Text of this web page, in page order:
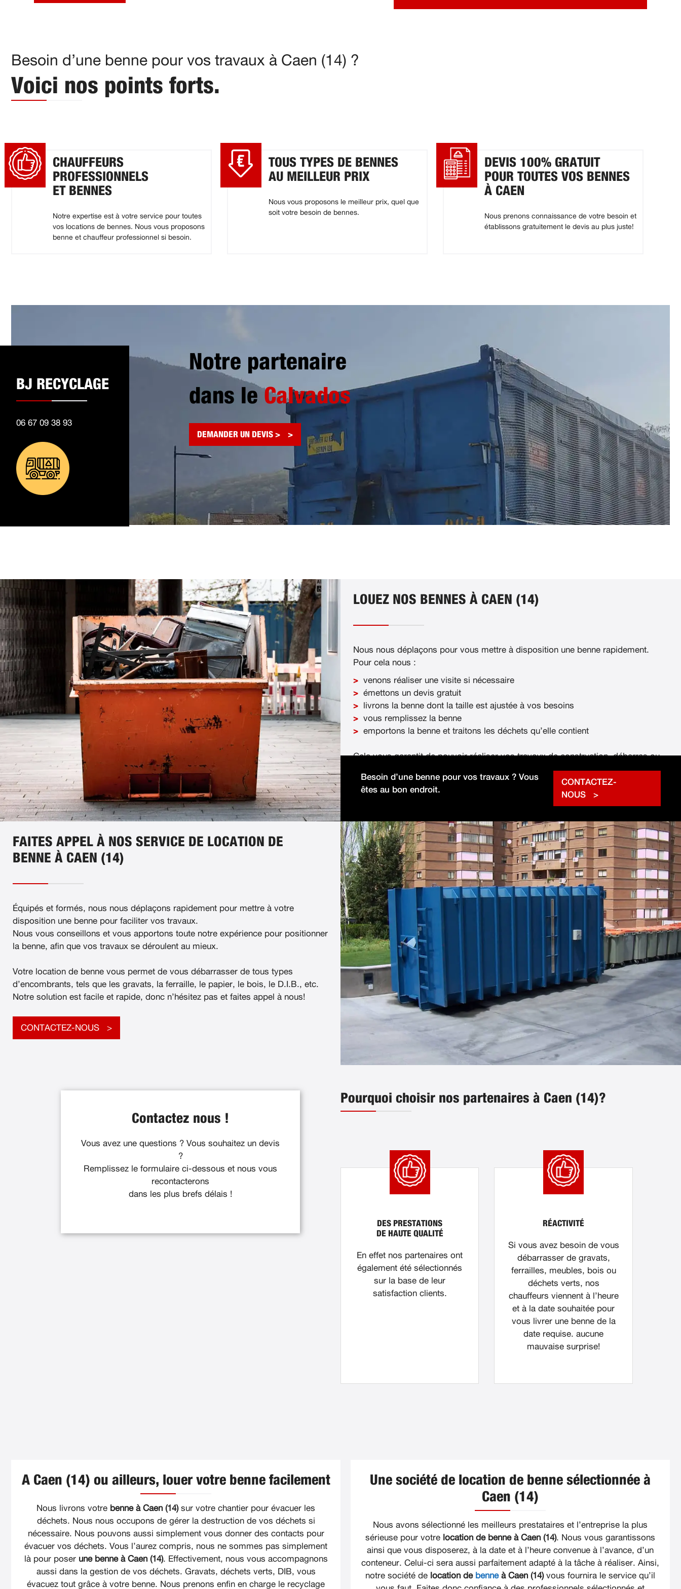
Besoin d’une benne pour vos travaux à Caen (14) ?
Voici nos points forts.
CHAUFFEURS
PROFESSIONNELS
ET BENNES
Notre expertise est à votre service pour toutes
vos locations de bennes. Nous vous proposons
benne et chauffeur professionnel si besoin.
TOUS TYPES DE BENNES
AU MEILLEUR PRIX
Nous vous proposons le meilleur prix, quel que
soit votre besoin de bennes.
DEVIS 100% GRATUIT
POUR TOUTES VOS BENNES
À CAEN
Nous prenons connaissance de votre besoin et
établissons gratuitement le devis au plus juste!
BJ RECYCLAGE
06 67 09 38 93
Notre partenaire
dans le Calvados
DEMANDER UN DEVIS >
LOUEZ NOS BENNES À CAEN (14)
Nous nous déplaçons pour vous mettre à disposition une benne rapidement.
Pour cela nous :
venons réaliser une visite si nécessaire
émettons un devis gratuit
livrons la benne dont la taille est ajustée à vos besoins
vous remplissez la benne
emportons la benne et traitons les déchets qu’elle contient
Cela vous garantit de pouvoir réaliser vos travaux de construction, débarras ou
Besoin d’une benne pour vos travaux ? Vous
êtes au bon endroit.
CONTACTEZ-
NOUS
FAITES APPEL À NOS SERVICE DE LOCATION DE
BENNE À CAEN (14)
Équipés et formés, nous nous déplaçons rapidement pour mettre à votre
disposition une benne pour faciliter vos travaux.
Nous vous conseillons et vous apportons toute notre expérience pour positionner
la benne, afin que vos travaux se déroulent au mieux.
Votre location de benne vous permet de vous débarrasser de tous types
d’encombrants, tels que les gravats, la ferraille, le papier, le bois, le D.I.B., etc.
Notre solution est facile et rapide, donc n’hésitez pas et faites appel à nous!
CONTACTEZ-NOUS
Contactez nous !
Vous avez une questions ? Vous souhaitez un devis
?
Remplissez le formulaire ci-dessous et nous vous
recontacterons
dans les plus brefs délais !
Pourquoi choisir nos partenaires à Caen (14)?
DES PRESTATIONS
DE HAUTE QUALITÉ
En effet nos partenaires ont
également été sélectionnés
sur la base de leur
satisfaction clients.
RÉACTIVITÉ
Si vous avez besoin de vous
débarrasser de gravats,
ferrailles, meubles, bois ou
déchets verts, nos
chauffeurs viennent à l’heure
et à la date souhaitée pour
vous livrer une benne de la
date requise. aucune
mauvaise surprise!
A Caen (14) ou ailleurs, louer votre benne facilement
Nous livrons votre benne à Caen (14)sur votre chantier pour évacuer les
déchets. Nous nous occupons de gérer la destruction de vos déchets si
nécessaire. Nous pouvons aussi simplement vous donner des contacts pour
évacuer vos déchets. Vous l’aurez compris, nous ne sommes pas simplement
là pour poser une benne à Caen (14). Effectivement, nous vous accompagnons
aussi dans la gestion de vos déchets. Gravats, déchets verts, DIB, vous
évacuez tout grâce à votre benne. Nous prenons enfin en charge le recyclage
Une société de location de benne sélectionnée à
Caen (14)
Nous avons sélectionné les meilleurs prestataires et l’entreprise la plus
sérieuse pour votre location de benne à Caen (14). Nous vous garantissons
ainsi que vous disposerez, à la date et à l’heure convenue à l’avance, d’un
conteneur. Celui-ci sera aussi parfaitement adapté à la tâche à réaliser. Ainsi,
notre société de location de benneà Caen (14)vous fournira le service qu’il